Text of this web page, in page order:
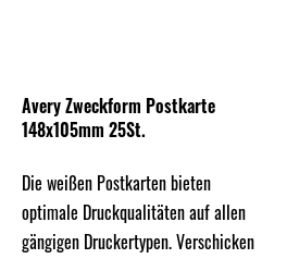
Avery Zweckform Postkarte
148x105mm 25St.
Die weißen Postkarten bieten
optimale Druckqualitäten auf allen
gängigen Druckertypen. Verschicken